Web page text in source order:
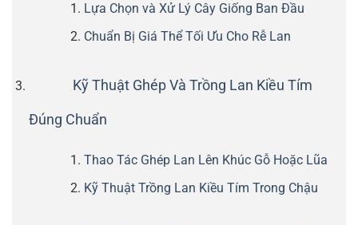
Lựa Chọn và Xử Lý Cây Giống Ban Đầu
Chuẩn Bị Giá Thể Tối Ưu Cho Rễ Lan
Kỹ Thuật Ghép Và Trồng Lan Kiều Tím
Đúng Chuẩn
Thao Tác Ghép Lan Lên Khúc Gỗ Hoặc Lũa
Kỹ Thuật Trồng Lan Kiều Tím Trong Chậu